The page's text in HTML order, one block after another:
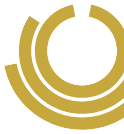
Перейти к основному содержанию